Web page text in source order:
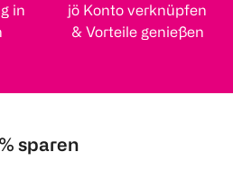
in
jö Konto verknüpfen
& Vorteile genießen
sparen